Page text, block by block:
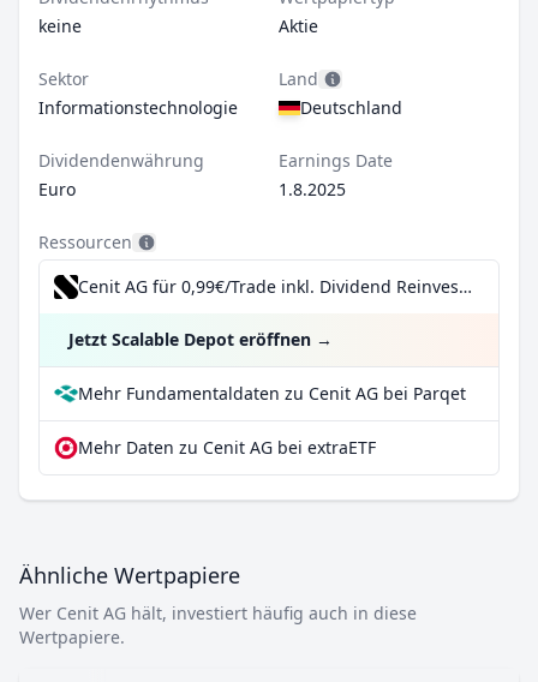
keine
Aktie
Sektor
Informationstechnologie
Land
Deutschland
Dividendenwährung
Euro
Earnings Date
1.8.2025
Ressourcen
Cenit AG für 0,99€/Trade inkl. Dividend Reinvestment Plan
Jetzt Scalable Depot eröffnen →
Mehr Fundamentaldaten zu Cenit AG bei Parqet
Mehr Daten zu Cenit AG bei extraETF
Ähnliche Wertpapiere
Wer Cenit AG hält, investiert häufig auch in diese
Wertpapiere.